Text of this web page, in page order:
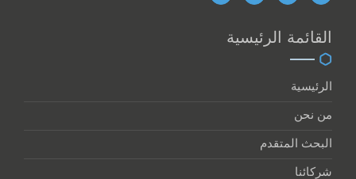
القائمة الرئيسية
الرئيسية
من نحن
البحث المتقدم
شركائنا